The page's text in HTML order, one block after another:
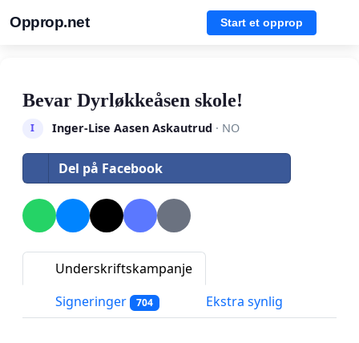
Opprop.net Start et opprop
Bevar Dyrløkkeåsen skole!
I Inger-Lise Aasen Askautrud · NO
Del på Facebook
Underskriftskampanje
Signeringer
704 Ekstra synlig